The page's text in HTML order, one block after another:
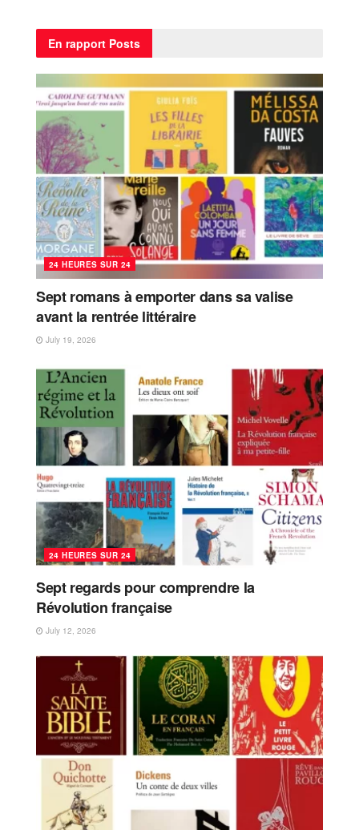
En rapport Posts
24 HEURES SUR 24
Sept romans à emporter dans sa valise
avant la rentrée littéraire
July 19, 2026
24 HEURES SUR 24
Sept regards pour comprendre la
Révolution française
July 12, 2026